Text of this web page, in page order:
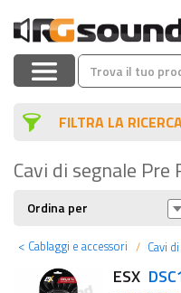
FILTRA LA
Cavi di segnale Pre
Ordina per
< Cablaggi e accessori Cavi
ESX